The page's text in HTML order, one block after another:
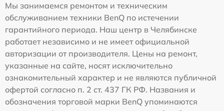
Мы занимаемся ремонтом и техническим
обслуживанием техники BenQ по истечении
гарантийного периода. Наш центр в Челябинске
работает независимо и не имеет официальной
авторизации от производителя. Цены на ремонт,
указанные на сайте, носят исключительно
ознакомительный характер и не являются публичной
офертой согласно п. 2 ст. 437 ГК РФ. Названия и
обозначения торговой марки BenQ упоминаются